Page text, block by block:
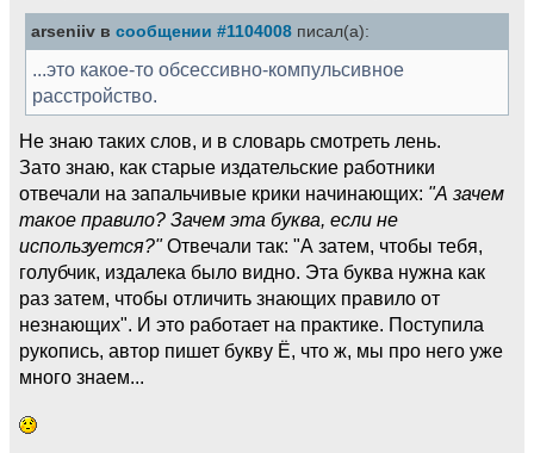
arseniiv в сообщении #1104008 писал(а):
...это какое-то обсессивно-компульсивное
расстройство.
Не знаю таких слов, и в словарь смотреть лень.
Зато знаю, как старые издательские работники
отвечали на запальчивые крики начинающих: "А зачем
такое правило? Зачем эта буква, если не
используется?"Отвечали так: "А затем, чтобы тебя,
голубчик, издалека было видно. Эта буква нужна как
раз затем, чтобы отличить знающих правило от
незнающих". И это работает на практике. Поступила
рукопись, автор пишет букву Ё, что ж, мы про него уже
много знаем...